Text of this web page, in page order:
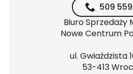
509 559
Biuro Sprzedaży
Nowe Centrum
ul. Gwiaździsta
53-413